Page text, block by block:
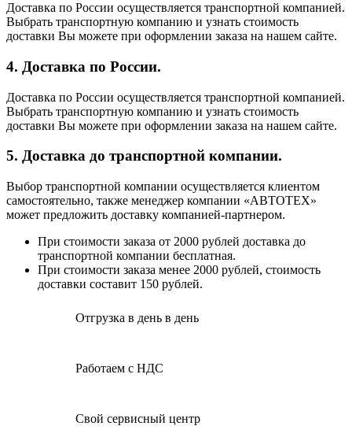
Доставка по России осуществляется транспортной компанией.
Выбрать транспортную компанию и узнать стоимость
доставки Вы можете при оформлении заказа на нашем сайте.
4. Доставка по России.
Доставка по России осуществляется транспортной компанией.
Выбрать транспортную компанию и узнать стоимость
доставки Вы можете при оформлении заказа на нашем сайте.
5. Доставка до транспортной компании.
Выбор транспортной компании осуществляется клиентом
самостоятельно, также менеджер компании «АВТОТЕХ»
может предложить доставку компанией-партнером.
При стоимости заказа от 2000 рублей доставка до
транспортной компании бесплатная.
При стоимости заказа менее 2000 рублей, стоимость
доставки составит 150 рублей.
Отгрузка в день в день
Работаем с НДС
Свой сервисный центр